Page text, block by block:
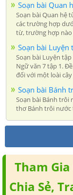
Soạn bài Quan
Soạn bài Quan hệ
các trường hợp
từ, trường hợp nào
Soạn bài Luyện
Soạn bài Luyện
Ngữ văn 7 tập 1.
đối với một loài
Soạn bài Bánh
Soạn bài Bánh trôi
thơ Bánh trôi nước
Tham
Chia Sẻ,